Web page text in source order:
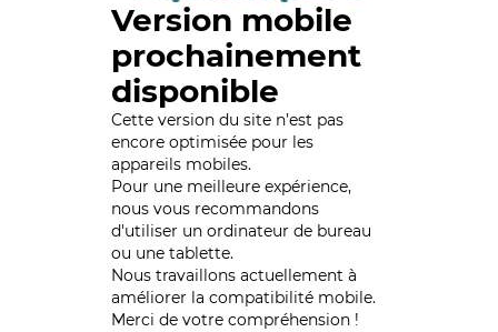
Version mobile
prochainement
disponible
Cette version du site n’est pas
encore optimisée pour les
appareils mobiles.
Pour une meilleure expérience,
nous vous recommandons
d'utiliser un ordinateur de bureau
ou une tablette.
Nous travaillons actuellement à
améliorer la compatibilité mobile.
Merci de votre compréhension !